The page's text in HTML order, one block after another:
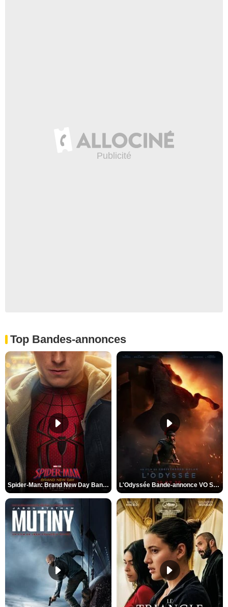
Top Bandes-annonces
Spider-Man: Brand New Day Bande-annonce VO STFR L'Odyssée Bande-annonce VO STFR